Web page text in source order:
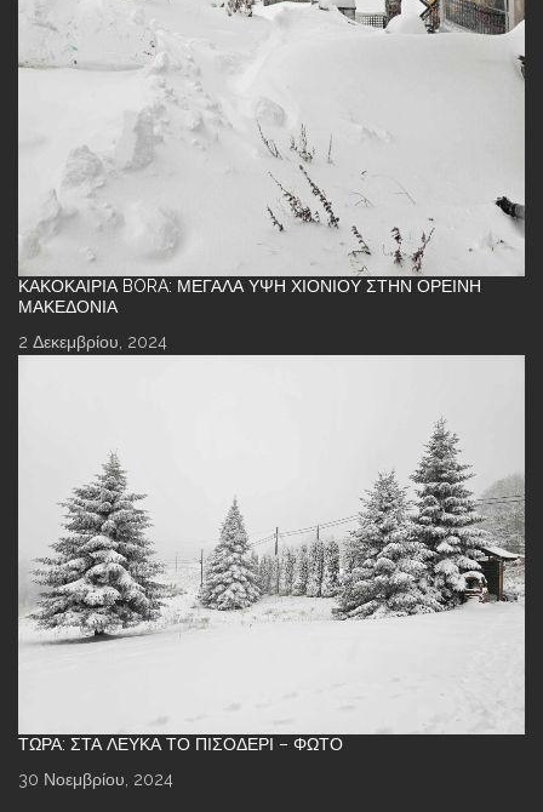
ΚΑΚΟΚΑΙΡΊΑ BORA: ΜΕΓΆΛΑ ΎΨΗ ΧΙΟΝΙΟΎ ΣΤΗΝ ΟΡΕΙΝΉ
ΜΑΚΕΔΟΝΊΑ
2 Δεκεμβρίου, 2024
ΤΏΡΑ: ΣΤΑ ΛΕΥΚΆ ΤΟ ΠΙΣΟΔΈΡΙ – ΦΩΤΌ
30 Νοεμβρίου, 2024